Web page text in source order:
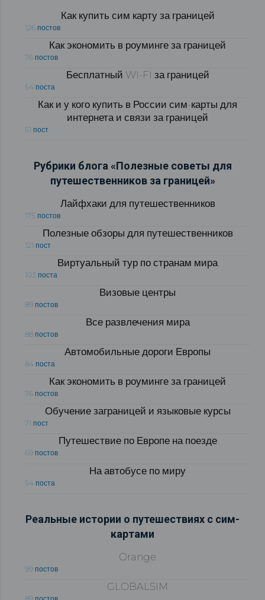
Как купить сим карту за границей
126 постов
Как экономить в роуминге за границей
76 постов
Бесплатный WI-FI за границей
54 поста
Как и у кого купить в России сим-карты для
интернета и связи за границей
51 пост
Рубрики блога «Полезные советы для
путешественников за границей»
Лайфхаки для путешественников
175 постов
Полезные обзоры для путешественников
121 пост
Виртуальный тур по странам мира
103 поста
Визовые центры
89 постов
Все развлечения мира
88 постов
Автомобильные дороги Европы
84 поста
Как экономить в роуминге за границей
76 постов
Обучение заграницей и языковые курсы
71 пост
Путешествие по Европе на поезде
69 постов
На автобусе по миру
54 поста
Реальные истории о путешествиях с сим-
картами
Orange
99 постов
GLOBALSIM